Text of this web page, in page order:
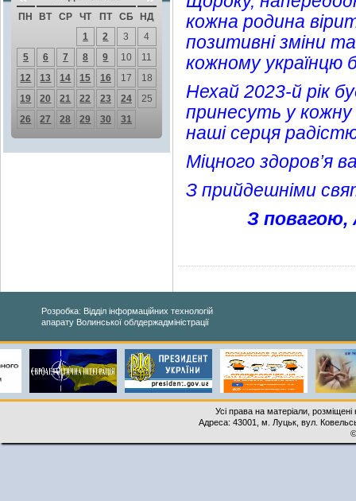
ПН ВТ СР ЧТ ПТ СБ
НД
1
2 3
4
5
6 7 8 9 10
11
12
13 14 15 16 17
18
19
20 21 22 23 24
25
26
27 28 29 30 31
кожна родина
позитивні зміни
кожному українцю
Нехай 2023-й рік
принесуть у
наші серця
Міцного здоров’я
З прийдешніми
З повагою,
Розробка: Відділ інформаційних технологій
апарату Волинської облдержадміністрації
Усі права на матеріали,
Адреса: 43001, м. Луцьк, вул.